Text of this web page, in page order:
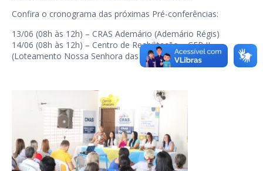
Confira o cronograma das próximas Pré-conferências:
13/06 (08h às 12h) – CRAS Ademário (Ademário Régis)
14/06 (08h às 12h) – Centro de Reabilitação – CER II
(Loteamento Nossa Senhora das Neves)